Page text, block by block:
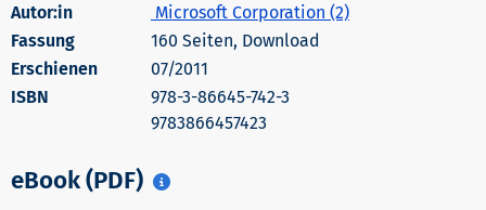
Autor:in
Microsoft Corporation (2)
160 Seiten, Download
Erschienen
07/2011
978-3-86645-742-3
9783866457423
eBook (PDF)